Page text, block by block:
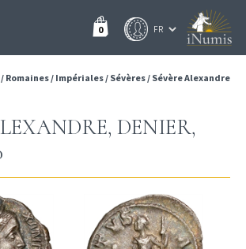
0
/ Romaines/ Impériales/ Sévères/ Sévère Alexandre
DENIER,